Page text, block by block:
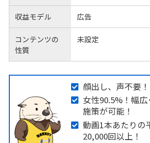
収益モデル 広告
コンテンツの
性質
未設定
顔出し、声不要！
女性90.5%！幅
施策が可能！
動画1本あたりの
20,000回以上！